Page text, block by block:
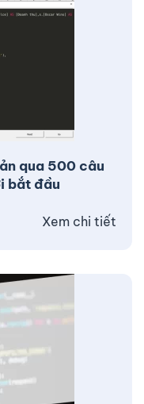
qua 500 câu
bắt đầu
Xem chi tiết